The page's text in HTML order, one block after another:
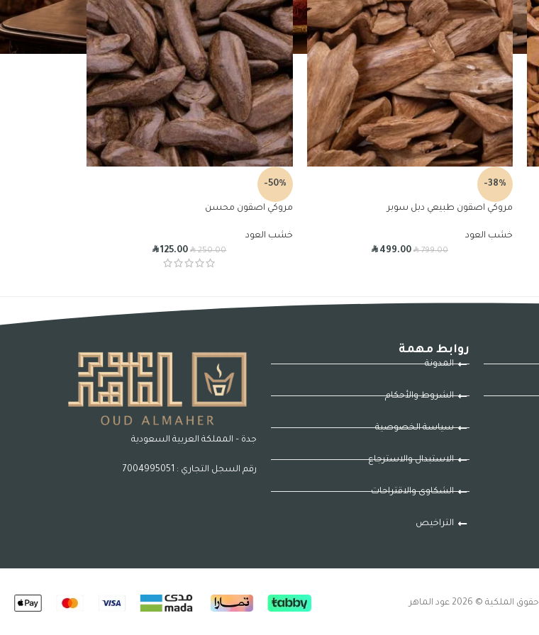
-38%
مروكي اصقون طبيعي دبل سوبر
خشب العود
R799.00
R499.00
-50%
مروكي اصقون محسن
خشب العود
R250.00
R125.00
روابط مهمة
المدونة
الشروط والأحكام
سياسة الخصوصية
الاستبدال والاسترجاع
الشكاوى والاقتراحات
التراخيص
جدة – المملكة العربية السعودية
رقم السجل التجاري : 7004995051
حقوق الملكية © 2026 عود الماهر